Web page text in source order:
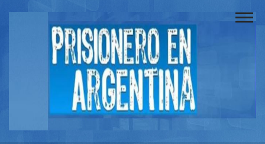
Buscador
Documentos